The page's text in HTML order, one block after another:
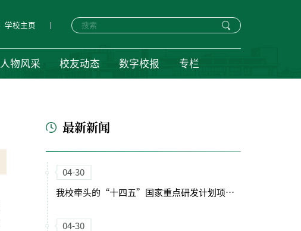
学校主页
人物风采 校友动态 数字校报 专栏
最新新闻
04-30
我校牵头的“十四五”国家重点研发计划项目启动会暨实施方案论证会顺利召开
04-30